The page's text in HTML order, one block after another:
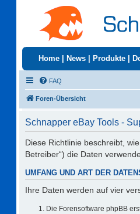
Home News Produkte
FAQ
Foren-Übersicht
Schnapper eBay Tools -
Diese Richtlinie beschreibt,
Betreiber“) die Daten
UMFANG UND ART DER
Ihre Daten werden auf vier
Die Forensoftware phpBB